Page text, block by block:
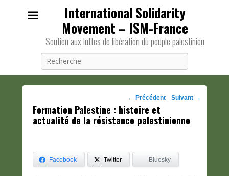
International Solidarity
Movement – ISM-France
Soutien aux luttes de libération du peuple palestinien
Navigation
des
posts
← Précédent Suivant →
Formation Palestine : histoire et
actualité de la résistance palestinienne
Facebook Twitter Bluesky